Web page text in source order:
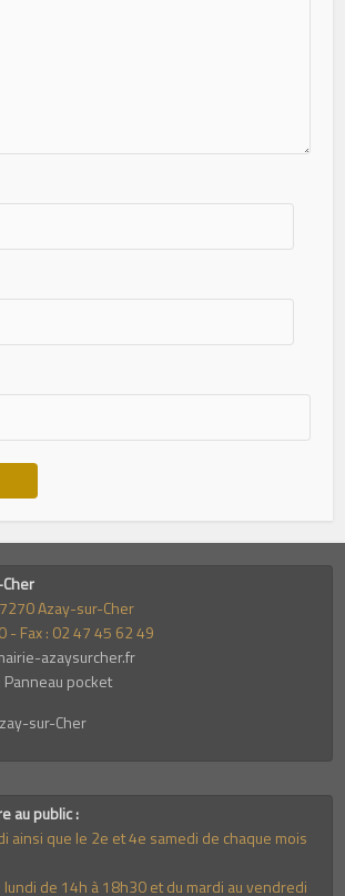
Azay-sur-Cher
- Fax : 02 47 45 62 49
azaysurcher.fr
Panneau pocket
sur-Cher
au public :
ainsi que le 2e et 4e samedi de chaque mois
de 14h à 18h30 et du mardi au vendredi